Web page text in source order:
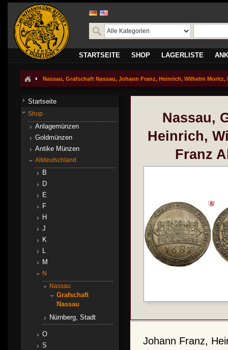
STARTSEITE SHOP LAGERLISTE
Nassau, Grafschaft Nassau, Johann Franz, Heinrich, Wilhelm
Nassau,
Heinrich,
Franz
Johann Franz,
Startseite
Shop
Anlagemünzen
Goldmünzen
Antike Münzen
Altdeutschland
B
D
E
F
H
J
K
L
M
N
Nassau
Grafschaft
Nassau
Nürnberg, Stadt
O
S